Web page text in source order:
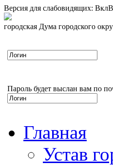
Версия для слабовидящих: Вкл
городская Дума городского
Пароль будет выслан вам по
Главная
Устав